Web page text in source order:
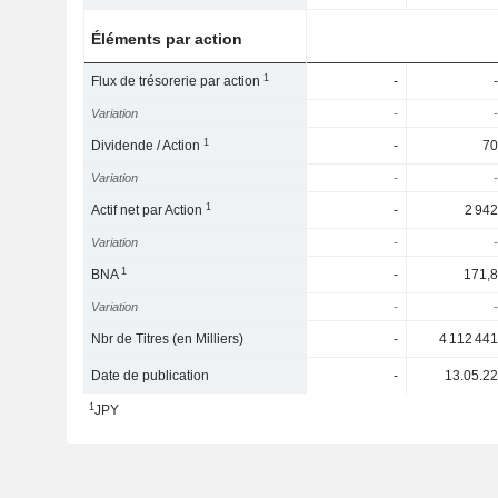
Éléments par action
Flux de trésorerie par action1 - -
Variation - -
Dividende / Action1 - 70
Variation - -
Actif net par Action1 - 2 942
Variation - -
BNA1 - 171,8
Variation - -
Nbr de Titres (en Milliers) - 4 112 441
Date de publication - 13.05.22
1JPY